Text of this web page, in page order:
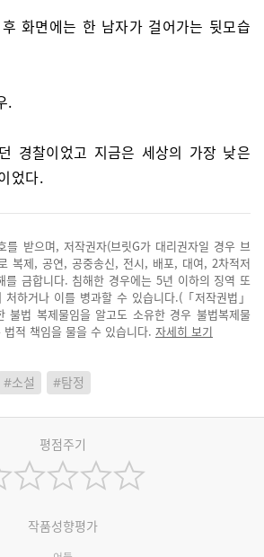
화면에는 한 남자가 걸어가는 뒷모습
.
경찰이었고 지금은 세상의 가장 낮은
었다.
를 받으며, 저작권자(브릿G가 대리권자일 경우 브
복제, 공연, 공중송신, 전시, 배포, 대여, 2차적저
를 금합니다. 침해한 경우에는 5년 이하의 징역 또
하거나 이를 병과할 수 있습니다.(「저작권법」
불법 복제물임을 알고도 소유한 경우 불법복제물
적 책임을 물을 수 있습니다. 자세히 보기
#소설 #탐정
평점주기
작품성향평가